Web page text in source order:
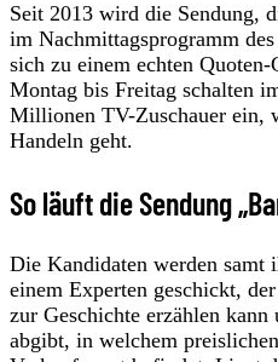
Seit 2013 wird die Sendung,
im Nachmittagsprogramm
sich zu einem echten
Montag bis Freitag schalten
Millionen TV-Zuschauer ein,
Handeln geht.
So läuft die Sendung
Die Kandidaten werden samt
einem Experten geschickt,
zur Geschichte erzählen
abgibt, in welchem